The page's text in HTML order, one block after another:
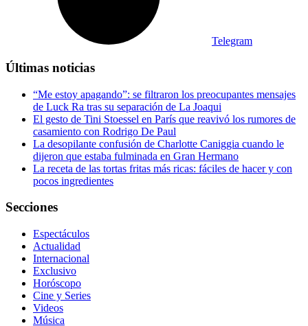
Telegram
Últimas noticias
“Me estoy apagando”: se filtraron los preocupantes mensajes
de Luck Ra tras su separación de La Joaqui
El gesto de Tini Stoessel en París que reavivó los rumores de
casamiento con Rodrigo De Paul
La desopilante confusión de Charlotte Caniggia cuando le
dijeron que estaba fulminada en Gran Hermano
La receta de las tortas fritas más ricas: fáciles de hacer y con
pocos ingredientes
Secciones
Espectáculos
Actualidad
Internacional
Exclusivo
Horóscopo
Cine y Series
Videos
Música